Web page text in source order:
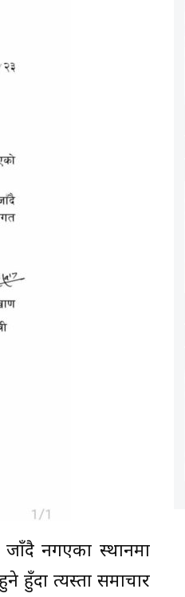
नगएका स्थानमा
हुँदा त्यस्ता समाचार